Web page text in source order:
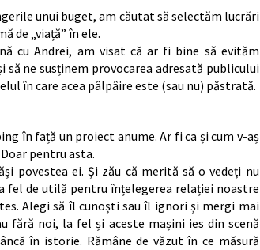
unui buget, am căutat să selectăm lucrări
de „viață” în ele.
cu Andrei, am visat că ar fi bine să evităm
ne susținem provocarea adresată publicului
în care acea pâlpâire este (sau nu) păstrată.
în față un proiect anume. Ar fi ca și cum v-aș
pentru asta.
povestea ei. Și zău că merită să o vedeți nu
fel de utilă pentru înțelegerea relației noastre
Alegi să îl cunoști sau îl ignori și mergi mai
fără noi, la fel și aceste mașini ies din scenă
în istorie. Rămâne de văzut în ce măsură